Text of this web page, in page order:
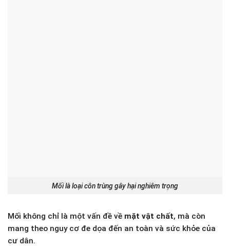
Mối là loại côn trùng gây hại nghiêm trọng
Mối không chỉ là một vấn đề về mặt vật chất, mà còn
mang theo nguy cơ đe dọa đến an toàn và sức khỏe của
cư dân.